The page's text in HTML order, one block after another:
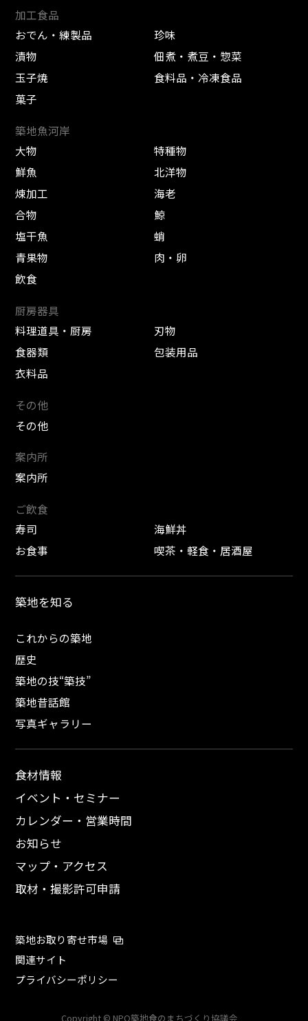
加工食品
おでん・練製品
珍味
漬物
佃煮・煮豆・惣菜
玉子焼
食料品・冷凍食品
菓子
築地魚河岸
大物
特種物
鮮魚
北洋物
煉加工
海老
合物
鯨
塩干魚
蛸
青果物
肉・卵
飲食
厨房器具
料理道具・厨房
刃物
食器類
包装用品
衣料品
その他
その他
案内所
案内所
ご飲食
寿司
海鮮丼
お食事
喫茶・軽食・居酒屋
築地を知る
これからの築地
歴史
築地の技“築技”
築地昔話館
写真ギャラリー
食材情報
イベント・セミナー
カレンダー・営業時間
お知らせ
マップ・アクセス
取材・撮影許可申請
築地お取り寄せ市場
関連サイト
プライバシーポリシー
Copyright © NPO築地食のまちづくり協議会